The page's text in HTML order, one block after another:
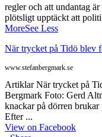
regler och att undantag
plötsligt upptäckt att
MoreSee Less
När trycket på Tidö blev
www.stefanbergmark.se
Artiklar När trycket på
Bergmark Foto: Gerd
knackar på dörren
Efter ...
View on Facebook